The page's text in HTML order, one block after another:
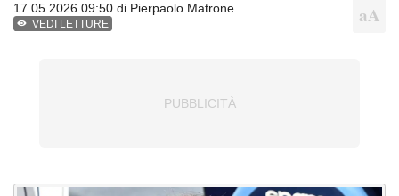
17.05.2026 09:50 di Pierpaolo Matrone
VEDI LETTURE